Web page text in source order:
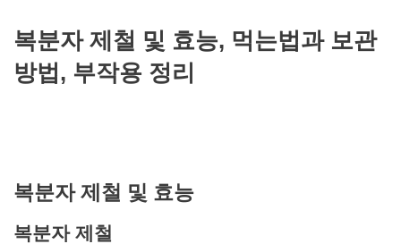
복분자 제철 및 효능, 먹는법과 보관
방법, 부작용 정리
복분자 제철 및 효능
복분자 제철